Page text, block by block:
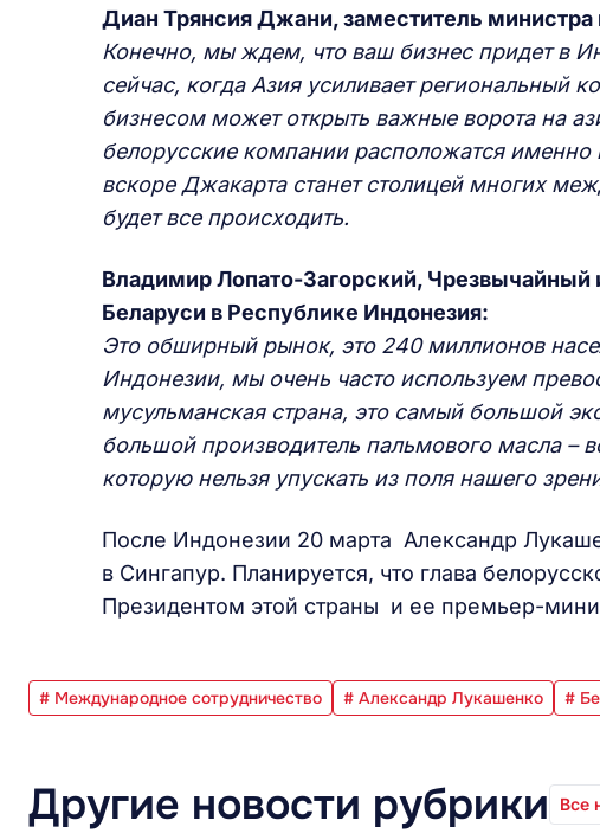
Диан Трянсия Джани, заместитель
Конечно, мы ждем, что ваш бизнес придет в
сейчас, когда Азия усиливает региональный
бизнесом может открыть важные ворота на
белорусские компании расположатся именно
вскоре Джакарта станет столицей многих
будет все происходить.
Владимир Лопато-Загорский,
Беларуси в Республике Индонезия:
Это обширный рынок, это 240 миллионов
Индонезии, мы очень часто используем
мусульманская страна, это самый большой
большой производитель пальмового масла –
которую нельзя упускать из поля нашего
После Индонезии 20 марта Александр
в Сингапур. Планируется, что глава
Президентом этой страны и ее премьер-
# Международное сотрудничество # Александр Лукашенко #
Другие новости рубрики Все